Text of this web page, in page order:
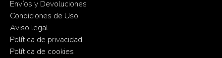
Envíos y Devoluciones
Condiciones de Uso
Aviso legal
Política de privacidad
Política de cookies